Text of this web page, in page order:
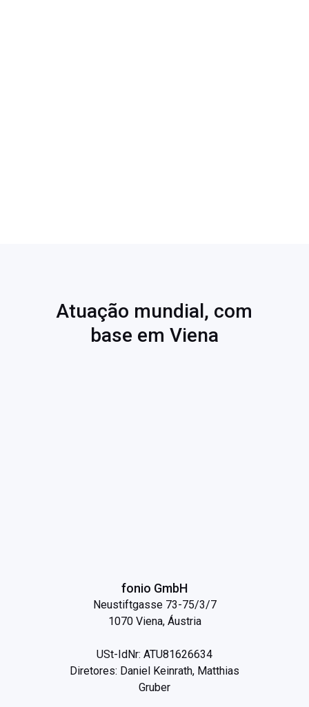
Atuação mundial, com
base em Viena
fonio GmbH
Neustiftgasse 73-75/3/7
1070 Viena, Áustria
USt-IdNr: ATU81626634
Diretores: Daniel Keinrath, Matthias
Gruber